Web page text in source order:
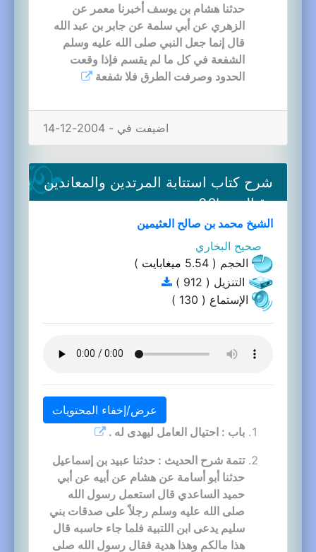
حدثنا هشام بن يوسف أخبرنا معمر عن
الزهري عن أبي سلمة عن جابر بن عبد الله
قال إنما جعل النبي صلى الله عليه وسلم
الشفعة في كل ما لم يقسم فإذا وقعت
الحدود وصرفت الطرق فلا شفعة
اضيفت في - 2004-12-14
شرح كتاب استتابة المرتدين والمعاندين
وقتالهم-06b
الشيخ محمد بن صالح العثيمين
صحيح البخاري
الحجم ( 5.54
ميغابايت )
التنزيل ( 912 )
الإستماع ( 130 )
عرض/إخفاء المحتويات
باب : احتيال العامل ليهدى له .
تتمة شرح الحديث : حدثنا عبيد بن إسماعيل
حدثنا أبو أسامة عن هشام عن أبيه عن أبي
حميد الساعدي قال استعمل رسول الله
صلى الله عليه وسلم رجلاً على صدقات بني
سليم يدعى ابن اللتبية فلما جاء حاسبه قال
هذا مالكم وهذا هدية فقال رسول الله صلى